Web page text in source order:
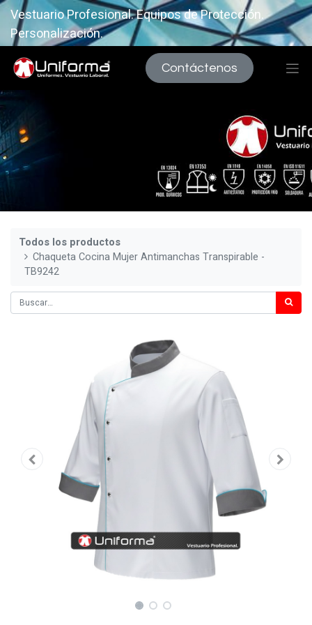
Vestuario Profesional. Equipos de Protección.
Personalización.
Contáctenos
Todos los productos
Chaqueta Cocina Mujer Antimanchas Transpirable -
TB9242